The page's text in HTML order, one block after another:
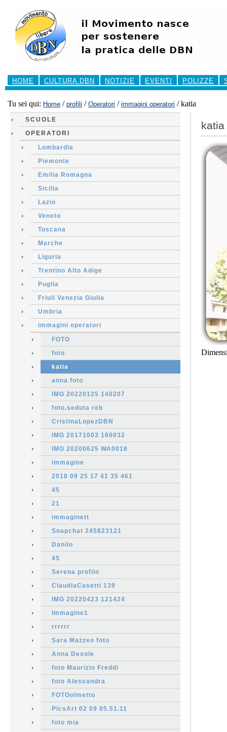
contenuti.
navigazione
Sezioni
HOME
CULTURA DBN NOTIZIE EVENTI POLIZZE
Tu sei qui: Home / profili / Operatori / immagini operatori /katia
SCUOLE
OPERATORI
Lombardia
Piemonte
Emilia Romagna
Sicilia
Lazio
Veneto
Toscana
Marche
Liguria
Trentino Alto Adige
Puglia
Friuli Venezia Giulia
Umbria
immagini operatori
FOTO
foto
katia
anna foto
IMG 20220125 140207
foto.seduta reb
CristinaLopezDBN
IMG 20171003 160032
IMG 20200625 WA0018
immagine
2018 09 25 17 41 35 461
45
21
immaginett
Snapchat 245823121
Danilo
45
Serena profilo
ClaudiaCasetti 139
IMG 20220423 121424
Immagine1
rrrrrr
Sara Mazzeo foto
Anna Desole
foto Maurizio Freddi
foto Alessandra
FOTOolmetto
PicsArt 02 09 05.51.11
foto mia
katia